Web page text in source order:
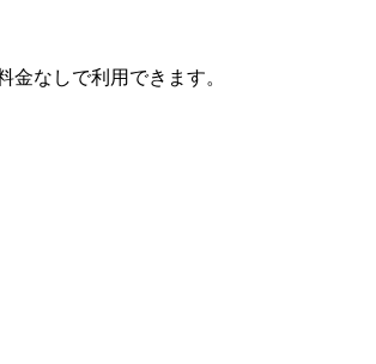
なしで利用できます。